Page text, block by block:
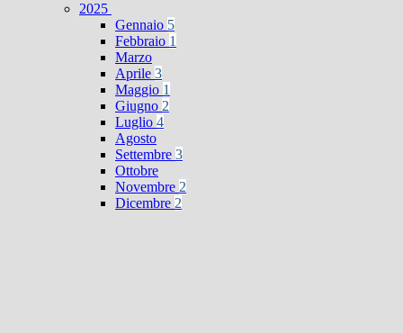
2025
Gennaio 5
Febbraio 1
Marzo
Aprile 3
Maggio 1
Giugno 2
Luglio 4
Agosto
Settembre 3
Ottobre
Novembre 2
Dicembre 2